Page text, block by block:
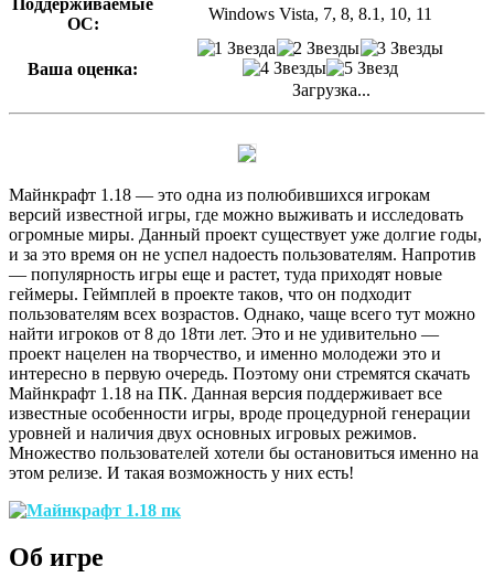
Поддерживаемые
ОС:
Windows Vista, 7, 8, 8.1, 10, 11
Ваша оценка:
Загрузка...
Майнкрафт 1.18 — это одна из полюбившихся игрокам
версий известной игры, где можно выживать и исследовать
огромные миры. Данный проект существует уже долгие годы,
и за это время он не успел надоесть пользователям. Напротив
— популярность игры еще и растет, туда приходят новые
геймеры. Геймплей в проекте таков, что он подходит
пользователям всех возрастов. Однако, чаще всего тут можно
найти игроков от 8 до 18ти лет. Это и не удивительно —
проект нацелен на творчество, и именно молодежи это и
интересно в первую очередь. Поэтому они стремятся скачать
Майнкрафт 1.18 на ПК. Данная версия поддерживает все
известные особенности игры, вроде процедурной генерации
уровней и наличия двух основных игровых режимов.
Множество пользователей хотели бы остановиться именно на
этом релизе. И такая возможность у них есть!
Об игре